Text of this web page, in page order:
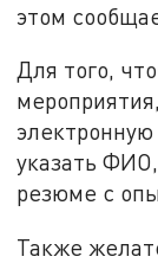
этом
Для того,
указать
резюме с
Также